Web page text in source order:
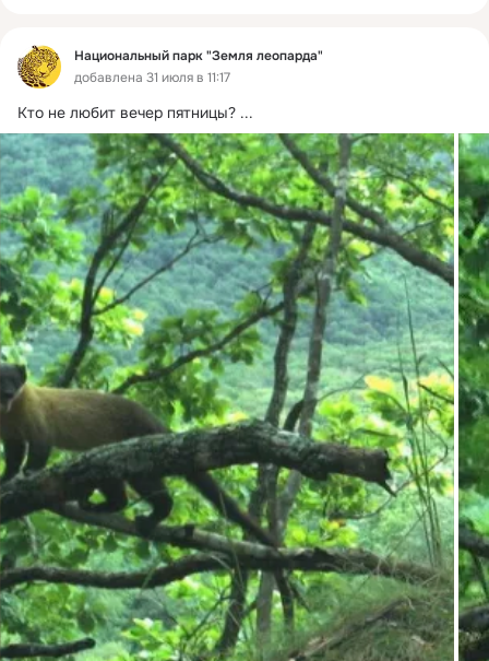
Национальный парк "Земля леопарда"
добавлена 31 июля в 11:17
Кто не любит вечер пятницы? ...